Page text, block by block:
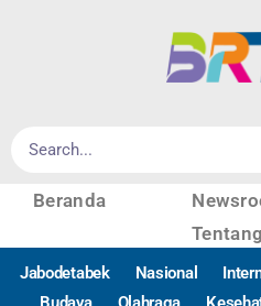
Beranda
Jabodetabek Nasional